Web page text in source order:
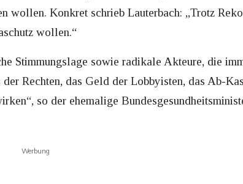
wollen. Konkret schrieb Lauterbach: „Trotz
wollen.“
Stimmungslage sowie radikale Akteure, die
Rechten, das Geld der Lobbyisten, das Ab-
so der ehemalige
Werbung